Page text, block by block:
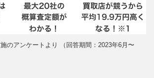
のアンケートより （回答期間：2023年6月〜